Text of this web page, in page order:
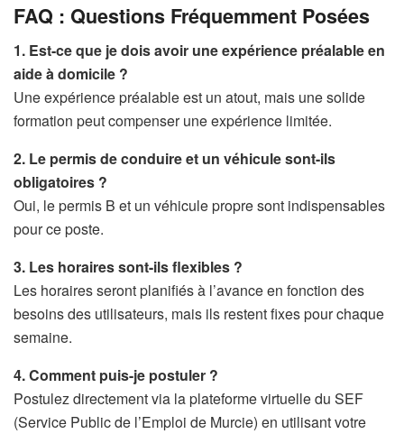
FAQ : Questions Fréquemment Posées
1. Est-ce que je dois avoir une expérience préalable en
aide à domicile ?
Une expérience préalable est un atout, mais une solide
formation peut compenser une expérience limitée.
2. Le permis de conduire et un véhicule sont-ils
obligatoires ?
Oui, le permis B et un véhicule propre sont indispensables
pour ce poste.
3. Les horaires sont-ils flexibles ?
Les horaires seront planifiés à l’avance en fonction des
besoins des utilisateurs, mais ils restent fixes pour chaque
semaine.
4. Comment puis-je postuler ?
Postulez directement via la plateforme virtuelle du SEF
(Service Public de l’Emploi de Murcie) en utilisant votre